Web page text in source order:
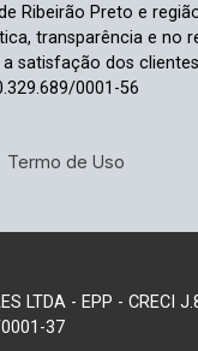
Ribeirão Preto e
transparência e no
dos
0001-56
Termo de Uso
LTDA - EPP - CRECI
37